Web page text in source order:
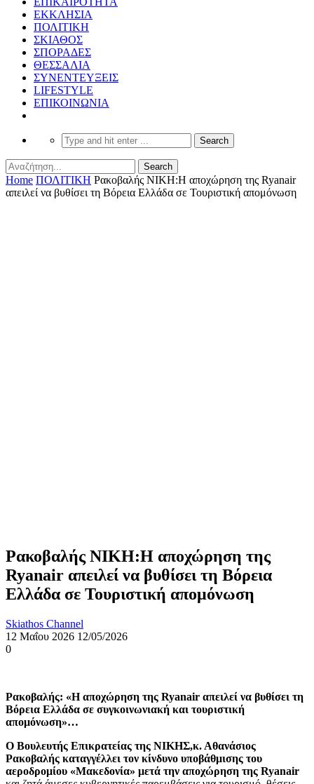
ΕΚΚΛΗΣΙΑ
ΠΟΛΙΤΙΚΗ
ΣΚΙΑΘΟΣ
ΣΠΟΡΑΔΕΣ
ΘΕΣΣΑΛΙΑ
ΣΥΝΕΝΤΕΥΞΕΙΣ
LIFESTYLE
ΕΠΙΚΟΙΝΩΝΙΑ
Home ΠΟΛΙΤΙΚΗ Ρακοβαλής ΝΙΚΗ:Η αποχώρηση της Ryanair
απειλεί να βυθίσει τη Βόρεια Ελλάδα σε Τουριστική απομόνωση
Ρακοβαλής ΝΙΚΗ:Η αποχώρηση της
Ryanair απειλεί να βυθίσει τη Βόρεια
Ελλάδα σε Τουριστική απομόνωση
Skiathos Channel
12 Μαΐου 2026 12/05/2026
0
Ρακοβαλής: «Η αποχώρηση της Ryanair απειλεί να βυθίσει τη
Βόρεια Ελλάδα σε συγκοινωνιακή και τουριστική
απομόνωση»…
Ο Βουλευτής Επικρατείας της ΝΙΚΗΣ,κ. Αθανάσιος
Ρακοβαλής καταγγέλλει τον κίνδυνο υποβάθμισης του
αεροδρομίου «Μακεδονία» μετά την αποχώρηση της Ryanair